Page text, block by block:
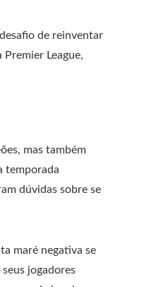
de reinventar
League,
mas também
temporada
dúvidas sobre se
maré negativa se
jogadores